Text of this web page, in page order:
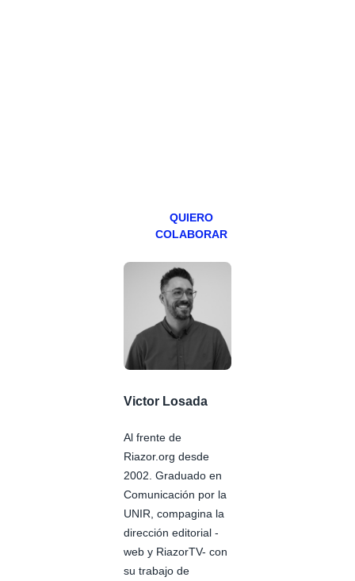
QUIERO
COLABORAR
Victor Losada
Al frente de
Riazor.org desde
2002. Graduado en
Comunicación por la
UNIR, compagina la
dirección editorial -
web y RiazorTV- con
su trabajo de